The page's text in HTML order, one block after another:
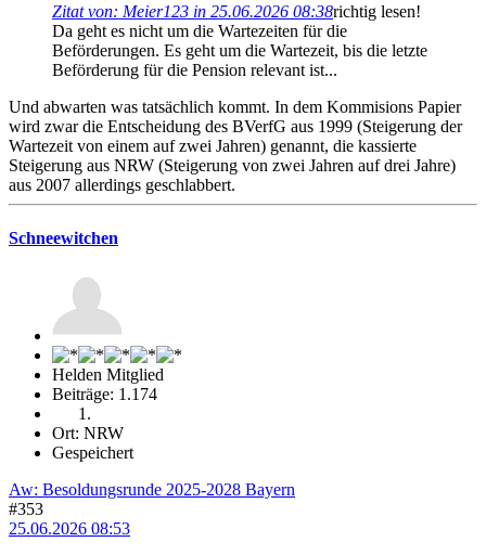
Zitat von: Meier123 in 25.06.2026 08:38richtig lesen!
Da geht es nicht um die Wartezeiten für die
Beförderungen. Es geht um die Wartezeit, bis die letzte
Beförderung für die Pension relevant ist...
Und abwarten was tatsächlich kommt. In dem Kommisions Papier
wird zwar die Entscheidung des BVerfG aus 1999 (Steigerung der
Wartezeit von einem auf zwei Jahren) genannt, die kassierte
Steigerung aus NRW (Steigerung von zwei Jahren auf drei Jahre)
aus 2007 allerdings geschlabbert.
Schneewitchen
Helden Mitglied
Beiträge: 1.174
Ort: NRW
Gespeichert
Aw: Besoldungsrunde 2025-2028 Bayern
#353
25.06.2026 08:53